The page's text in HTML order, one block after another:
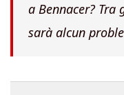
a Bennacer?
sarà alcun